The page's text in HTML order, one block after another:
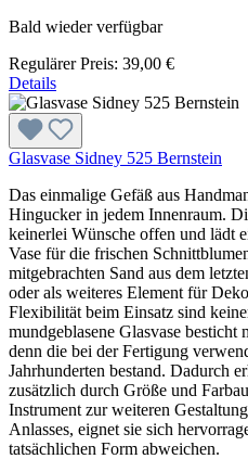
Bald wieder verfügbar
Regulärer Preis: 39,00 €
Details
Glasvase Sidney 525 Bernstein
Das einmalige Gefäß aus
Hingucker in jedem Innenraum.
keinerlei Wünsche offen und lädt
Vase für die frischen
mitgebrachten Sand aus dem
oder als weiteres Element für
Flexibilität beim Einsatz sind
mundgeblasene Glasvase
denn die bei der Fertigung
Jahrhunderten bestand. Dadurch
zusätzlich durch Größe und
Instrument zur weiteren
Anlasses, eignet sie sich
tatsächlichen Form abweichen.